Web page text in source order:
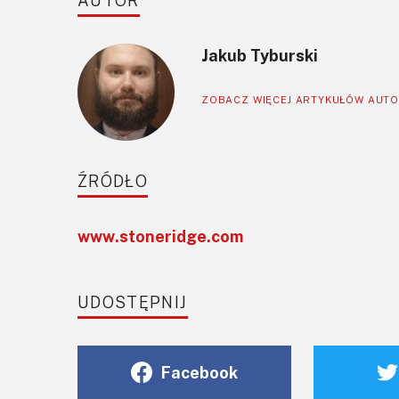
Jakub Tyburski
ZOBACZ WIĘCEJ ARTYKUŁÓW
ŹRÓDŁO
www.stoneridge.com
UDOSTĘPNIJ
Facebook